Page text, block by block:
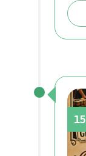
15